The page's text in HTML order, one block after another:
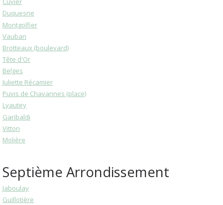
Duquesne
Montgolfier
Vauban
Brotteaux (boulevard)
Tête d'Or
Belges
Juliette Récamier
Puvis de Chavannes (place)
Lyautey
Garibaldi
Vitton
Molière
Septième Arrondissement
Jaboulay
Guillotière